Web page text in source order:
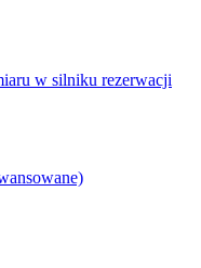
w silniku rezerwacji